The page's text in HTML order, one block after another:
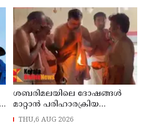
ശബരിമലയിലെ ദോഷങ്ങൾ
മാറ്റാൻ പരിഹാരക്രിയ
ആരംഭിച്ച് ദേവസ്വം; 25
THU,6 AUG 2026